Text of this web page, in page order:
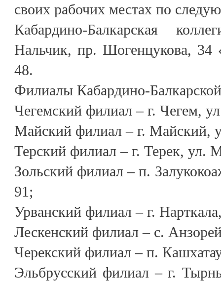
своих рабочих местах по
Кабардино-Балкарская
Нальчик, пр. Шогенцукова, 34
48.
Филиалы Кабардино-
Чегемский филиал – г. Чегем,
Майский филиал – г. Майский,
Терский филиал – г. Терек, ул.
Зольский филиал – п.
91;
Урванский филиал – г.
Лескенский филиал – с.
Черекский филиал – п.
Эльбрусский филиал – г.